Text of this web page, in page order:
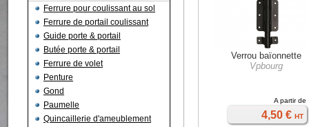
Ferrure pour coulissant au sol
Ferrure de portail coulissant
Guide porte & portail
Butée porte & portail
Ferrure de volet
Penture
Gond
Paumelle
Quincaillerie d'ameublement
Verrou baïonnette
Vpbourg
A partir de
4,50 € HT